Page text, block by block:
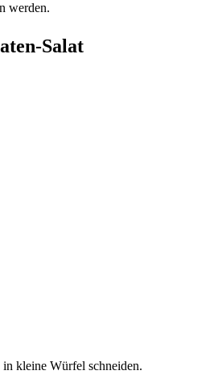
werden.
Salat
kleine Würfel schneiden.